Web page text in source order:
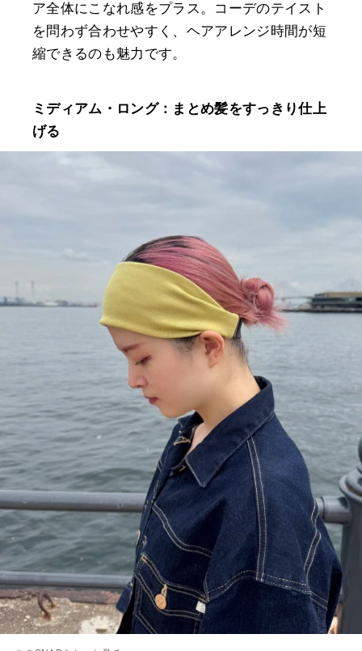
ア全体にこなれ感をプラス。コーデのテイスト
を問わず合わせやすく、ヘアアレンジ時間が短
縮できるのも魅力です。
ミディアム・ロング：まとめ髪をすっきり仕上
げる